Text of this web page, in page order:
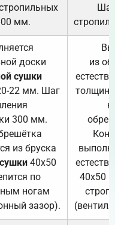
мм.
доски
сушки
22 мм. Шаг
300 мм.
из бруска
40х50
по
ногам
зазор).
из
40х50